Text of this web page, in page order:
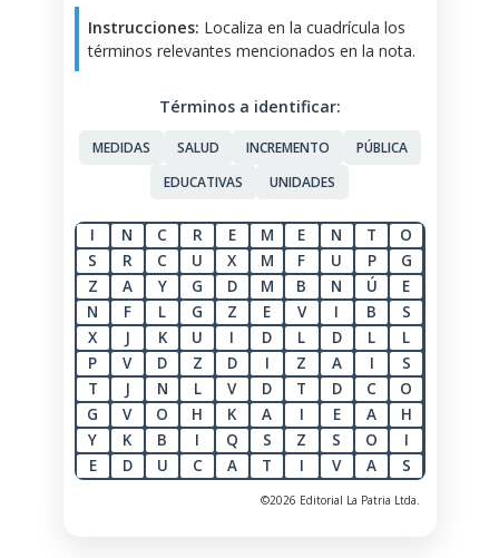
Instrucciones: Localiza en la cuadrícula los
términos relevantes mencionados en la nota.
Términos a identificar:
MEDIDAS SALUD INCREMENTO
PÚBLICA
EDUCATIVAS
UNIDADES
I N C R E M E N T
O
S
R C U X M F U P
G
Z
A Y G D M B N Ú
E
N
F L G Z E V I B
S
X
J K U I D L D L
L
P
V D Z D I Z A I
S
T
J N L V D T D C
O
G
V O H K A I E A
H
Y
K B I Q S Z S O
I
E
D U C A T I V A S
©2026 Editorial La Patria Ltda.